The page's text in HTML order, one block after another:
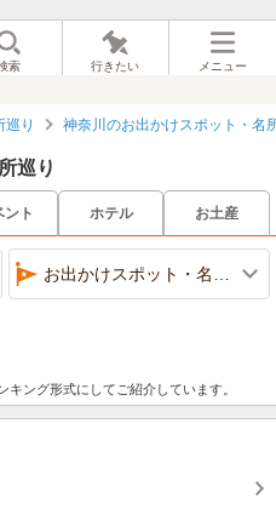
索 行きたい メニュー
巡り 神奈川のお出かけスポット・名
巡り
ント ホテル お土産
お出かけスポット・名所巡り
ング形式にしてご紹介しています。